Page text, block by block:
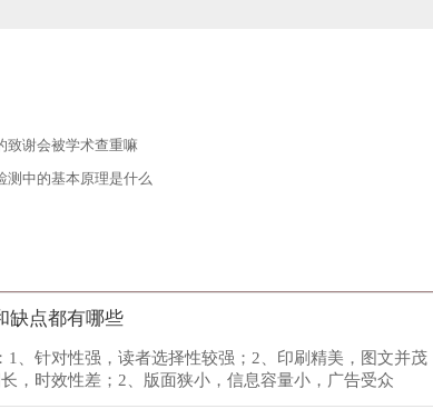
致谢会被学术查重嘛
测中的基本原理是什么
缺点都有哪些
1、针对性强，读者选择性较强；2、印刷精美，图文并
，时效性差；2、版面狭小，信息容量小，广告受众